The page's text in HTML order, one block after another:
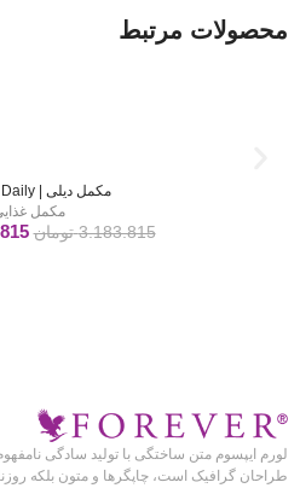
محصولات مرتبط
مکمل دیلی | Forever Daily
مکمل
3.183.815 تومان
لورم ایپسوم متن ساختگی با تولید سادگی
طراحان گرافیک است، چاپگرها و متون بلکه